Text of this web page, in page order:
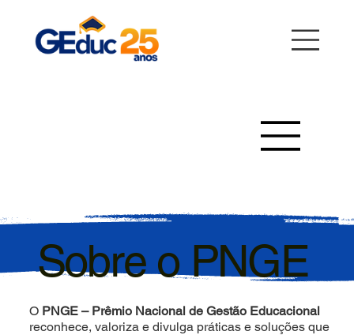
Sobre o PNGE
O PNGE – Prêmio Nacional de Gestão Educacional
reconhece, valoriza e divulga práticas e soluções que